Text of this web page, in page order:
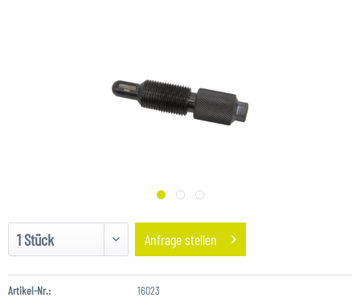
Anfrage stellen
Artikel-Nr.: 16023